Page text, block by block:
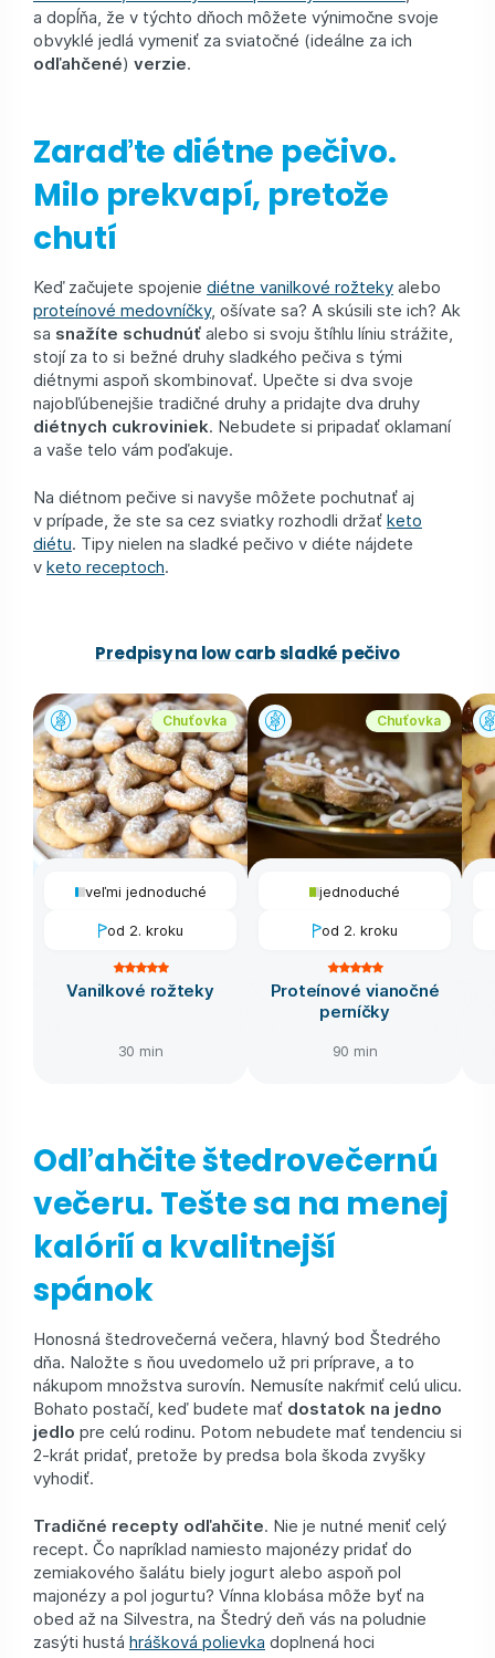
a dopĺňa, že v týchto dňoch môžete výnimočne svoje
obvyklé jedlá vymeniť za sviatočné (ideálne za ich
odľahčené) verzie.
Zaraďte diétne pečivo.
Milo prekvapí, pretože
chutí
Keď začujete spojenie diétne vanilkové rožteky alebo
proteínové medovníčky, ošívate sa? A skúsili ste ich? Ak
sa snažíte schudnúť alebo si svoju štíhlu líniu strážite,
stojí za to si bežné druhy sladkého pečiva s tými
diétnymi aspoň skombinovať. Upečte si dva svoje
najobľúbenejšie tradičné druhy a pridajte dva druhy
diétnych cukroviniek. Nebudete si pripadať oklamaní
a vaše telo vám poďakuje.
Na diétnom pečive si navyše môžete pochutnať aj
v prípade, že ste sa cez sviatky rozhodli držať keto
diétu. Tipy nielen na sladké pečivo v diéte nájdete
v keto receptoch.
Predpisy na low carb sladké pečivo
Chuťovka
veľmi jednoduché
od 2. kroku
Vanilkové rožteky
30 min
Chuťovka
jednoduché
od 2. kroku
Proteínové vianočné
perníčky
90 min
Odľahčite štedrovečernú
večeru. Tešte sa na menej
kalórií a kvalitnejší
spánok
Honosná štedrovečerná večera, hlavný bod Štedrého
dňa. Naložte s ňou uvedomelo už pri príprave, a to
nákupom množstva surovín. Nemusíte nakŕmiť celú ulicu.
Bohato postačí, keď budete mať dostatok na jedno
jedlo pre celú rodinu. Potom nebudete mať tendenciu si
2-krát pridať, pretože by predsa bola škoda zvyšky
vyhodiť.
Tradičné recepty odľahčite. Nie je nutné meniť celý
recept. Čo napríklad namiesto majonézy pridať do
zemiakového šalátu biely jogurt alebo aspoň pol
majonézy a pol jogurtu? Vínna klobása môže byť na
obed až na Silvestra, na Štedrý deň vás na poludnie
zasýti hustá hrášková polievka doplnená hoci